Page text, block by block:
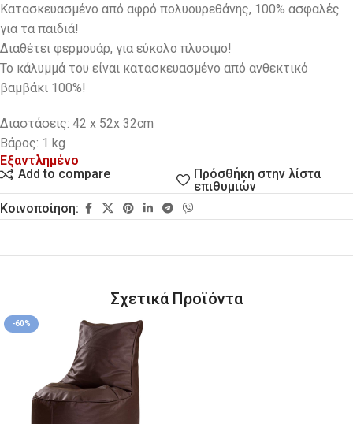
Κατασκευασμένο από αφρό πολυουρεθάνης, 100% ασφαλές
για τα παιδιά!
Διαθέτει φερμουάρ, για εύκολο πλυσιμο!
Το κάλυμμά του είναι κατασκευασμένο από ανθεκτικό
βαμβάκι 100%!
Διαστάσεις: 42 x 52x 32cm
Βάρος: 1 kg
Εξαντλημένο
Add to compare
Πρόσθήκη στην λίστα
επιθυμιών
Κοινοποίηση:
Σχετικά Προϊόντα
-60%